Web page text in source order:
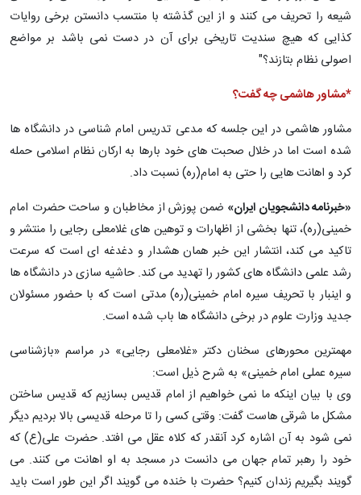
شیعه را تحریف می کنند و از این گذشته با منتسب دانستن برخی روایات
کذایی که هیچ سندیت تاریخی برای آن در دست نمی باشد بر مواضع
اصولی نظام بتازند؟"
*مشاور هاشمی چه گفت؟
مشاور هاشمی در این جلسه که مدعی تدریس امام شناسی در دانشگاه ها
شده است اما در خلال صحبت های خود بارها به ارکان نظام اسلامی حمله
کرد و اهانت هایی را حتی به امام(ره) نسبت داد.
«خبرنامه دانشجویان ایران» ضمن پوزش از مخاطبان و ساحت حضرت امام
خمینی(ره)، تنها بخشی از اظهارات و توهین های غلامعلی رجایی را منتشر و
تاکید می کند، انتشار این خبر همان هشدار و دغدغه ای است که سرعت
رشد علمی دانشگاه های کشور را تهدید می کند. حاشیه سازی در دانشگاه ها
و اینبار با تحریف سیره امام خمینی(ره) مدتی است که با حضور مسئولان
جدید وزارت علوم در برخی دانشگاه ها باب شده است.
مهمترین محورهای سخنان دکتر «غلامعلی رجایی» در مراسم «بازشناسی
سیره عملی امام خمینی» به شرح ذیل است:
وی با بیان اینکه ما نمی خواهیم از امام قدیس بسازیم که قدیس ساختن
مشکل ما شرقی هاست گفت: وقتی کسی را تا مرحله قدیسی بالا بردیم دیگر
نمی شود به آن اشاره کرد آنقدر که کلاه عقل می افتد. حضرت علی(ع) که
خود را رهبر تمام جهان می دانست در مسجد به او اهانت می کنند. می
گویند بگیریم زندان کنیم؟ حضرت با خنده می گویند اگر این طور است باید